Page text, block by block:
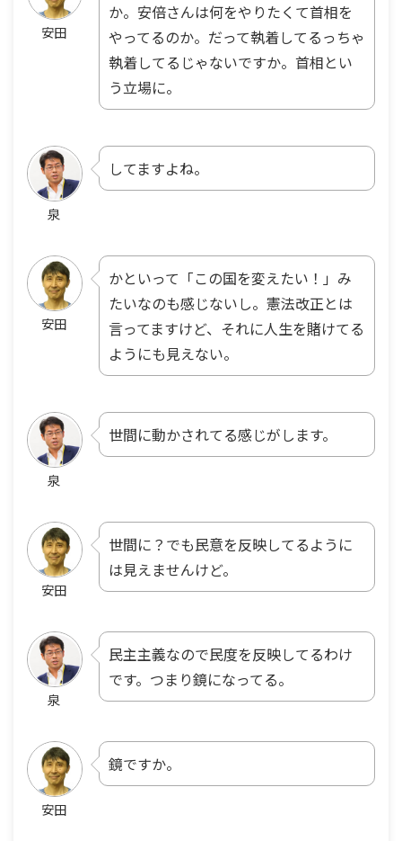
安田
か。安倍さんは何をやりたくて首相を
やってるのか。だって執着してるっちゃ
執着してるじゃないですか。首相とい
う立場に。
泉
してますよね。
安田
かといって「この国を変えたい！」み
たいなのも感じないし。憲法改正とは
言ってますけど、それに人生を賭けてる
ようにも見えない。
泉
世間に動かされてる感じがします。
安田
世間に？でも民意を反映してるように
は見えませんけど。
泉
民主主義なので民度を反映してるわけ
です。つまり鏡になってる。
安田
鏡ですか。